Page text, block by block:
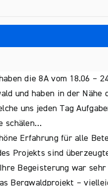
die 8A vom 18.06 –
und haben in der Nähe
uns jeden Tag
schälen…
Erfahrung für alle
Projekts sind
Begeisterung war sehr
Bergwaldprojekt –